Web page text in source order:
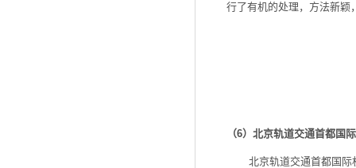
行了有机的处理，方法新颖
（6）北京轨道交通首都国
北京轨道交通首都国际机